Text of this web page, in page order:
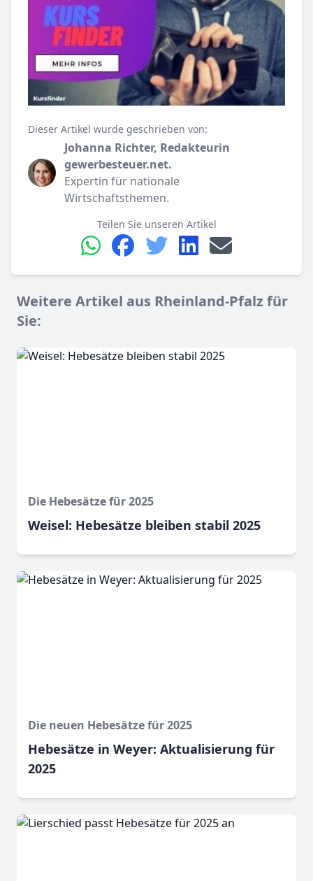
Dieser Artikel wurde geschrieben von:
Johanna Richter, Redakteurin
gewerbesteuer.net.
Expertin für nationale
Wirtschaftsthemen.
Teilen Sie unseren Artikel
Weitere Artikel aus Rheinland-Pfalz für
Sie:
Die Hebesätze für 2025
Weisel: Hebesätze bleiben stabil 2025
Die neuen Hebesätze für 2025
Hebesätze in Weyer: Aktualisierung für
2025